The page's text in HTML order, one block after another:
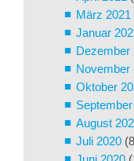
März 2021
Januar
Dezember
November
Oktober
August
Juli 2020